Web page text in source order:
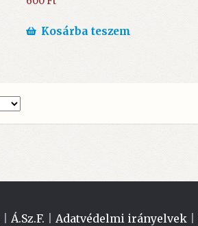
Kosárba teszem
Á.Sz.F. Adatvédelmi irányelvek